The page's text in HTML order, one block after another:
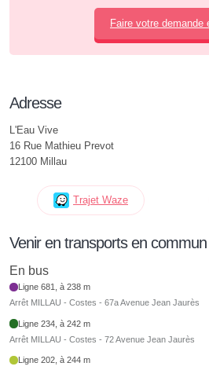
Faire votre demande
Adresse
L'Eau Vive
16 Rue Mathieu Prevot
12100 Millau
Trajet Waze
Venir en transports en commun
En bus
Ligne 681, à 238 m
Arrêt MILLAU - Costes - 67a Avenue Jean Jaurès
Ligne 234, à 242 m
Arrêt MILLAU - Costes - 72 Avenue Jean Jaurès
Ligne 202, à 244 m